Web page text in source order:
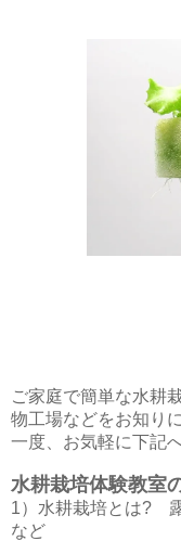
ご家庭で簡単な水耕
物工場などをお知り
一度、お気軽に下記
水耕栽培体験教室
1）水耕栽培とは?
など